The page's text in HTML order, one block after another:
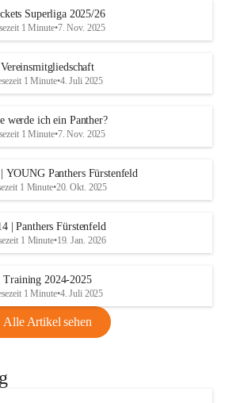
Superliga 2025/26
1 Minute•7. Nov. 2025
Vereinsmitgliedschaft
1 Minute•4. Juli 2025
werde ich ein Panther?
1 Minute•7. Nov. 2025
YOUNG Panthers Fürstenfeld
1 Minute•20. Okt. 2025
| Panthers Fürstenfeld
1 Minute•19. Jan. 2026
Training 2024-2025
1 Minute•4. Juli 2025
Alle Artikel sehen